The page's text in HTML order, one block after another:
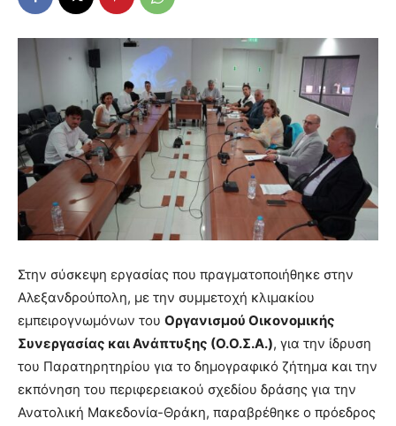
Στην σύσκεψη εργασίας που πραγματοποιήθηκε στην
Αλεξανδρούπολη, με την συμμετοχή κλιμακίου
εμπειρογνωμόνων του Οργανισμού Οικονομικής
Συνεργασίας και Ανάπτυξης (Ο.Ο.Σ.Α.), για την ίδρυση
του Παρατηρητηρίου για το δημογραφικό ζήτημα και την
εκπόνηση του περιφερειακού σχεδίου δράσης για την
Ανατολική Μακεδονία-Θράκη, παραβρέθηκε ο πρόεδρος